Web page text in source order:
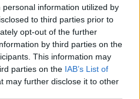
information utilized by
to third parties prior to
opt-out of the further
by third parties on the
This information may
parties on the IAB’s List of
may further disclose it to other
1931 και πυξίδα το μέλλον, η
της και παρουσίασε το